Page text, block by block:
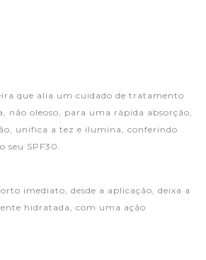
que alia um cuidado de tratamento
não oleoso, para uma rápida absorção,
unifica a tez e ilumina, conferindo
seu SPF30.
imediato, desde a aplicação, deixa a
hidratada, com uma ação